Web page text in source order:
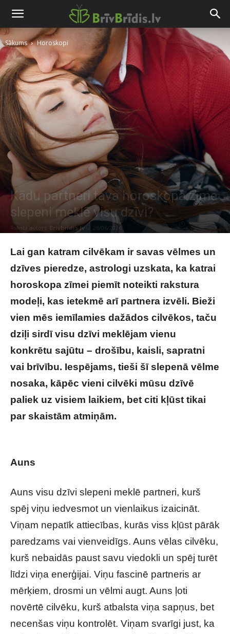
Sākums Horoskopi
Kādu partneri tava horoskopa zīme
slepeni meklē visu dzīvi?
Raksta autors Brivbridis.lv 26/06/2026
Image by prostooleh on Magnific
Lai gan katram cilvēkam ir savas vēlmes un
dzīves pieredze, astrologi uzskata, ka katrai
horoskopa zīmei piemīt noteikti rakstura
modeļi, kas ietekmē arī partnera izvēli. Bieži
vien mēs iemīlamies dažādos cilvēkos, taču
dziļi sirdī visu dzīvi meklējam vienu
konkrētu sajūtu – drošību, kaisli, sapratni
vai brīvību. Iespējams, tieši šī slepenā vēlme
nosaka, kāpēc vieni cilvēki mūsu dzīvē
paliek uz visiem laikiem, bet citi kļūst tikai
par skaistām atmiņām.
Auns
Auns visu dzīvi slepeni meklē partneri, kurš
spēj viņu iedvesmot un vienlaikus izaicināt.
Viņam nepatīk attiecības, kurās viss kļūst pārāk
paredzams vai vienveidīgs. Auns vēlas cilvēku,
kurš nebaidās paust savu viedokli un spēj turēt
līdzi viņa enerģijai. Viņu fascinē partneris ar
mērķiem, drosmi un vēlmi augt. Auns ļoti
novērtē cilvēku, kurš atbalsta viņa sapņus, bet
necenšas viņu kontrolēt. Viņam svarīgi just, ka